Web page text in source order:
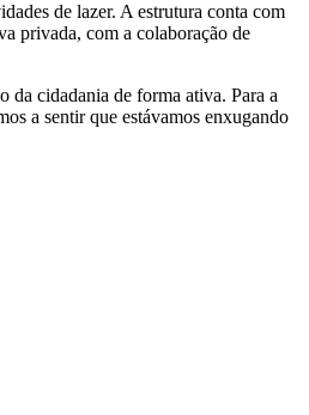
de lazer. A estrutura conta com
privada, com a colaboração de
da cidadania de forma ativa. Para a
a sentir que estávamos enxugando